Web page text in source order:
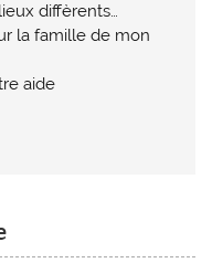
diffèrents…
la famille de mon
aide